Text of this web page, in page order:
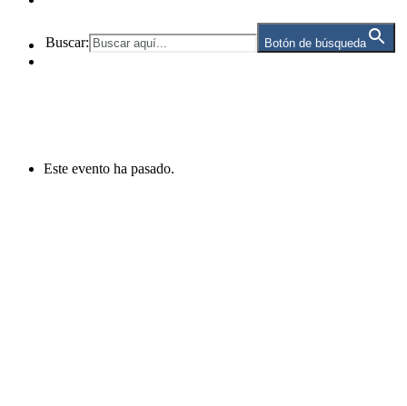
Buscar: Botón de búsqueda
Este evento ha pasado.